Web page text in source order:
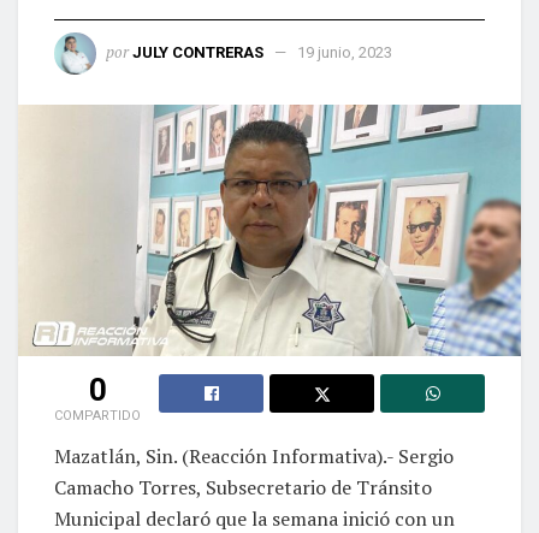
por JULY CONTRERAS 19 junio, 2023
0
COMPARTIDO
Mazatlán, Sin. (Reacción Informativa).- Sergio
Camacho Torres, Subsecretario de Tránsito
Municipal declaró que la semana inició con un